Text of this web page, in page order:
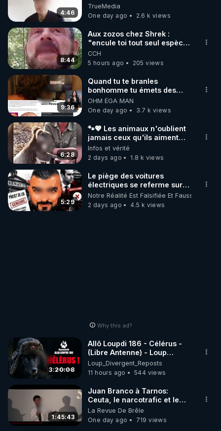
4:46
TrueMedia
One day ago
2.6 k views
8:44
Aux zozos chez Shrek :
"encule toi tout seul espèce
de mal polish"
CCH
5 hours ago
205 views
9:36
Quand tu te branles
bonhomme tu émets des
ondes ils ont juste omis de
t'expliquer
OHM ÉGA MAN
One day ago
3.7 k views
6:28
🐾💖 Les animaux n'oublient
jamais ceux qu'ils aiment…
🥹❤️
Infos et vérité
2 days ago
1.8 k views
5:29
Le piège des voitures
électriques se referme sur
les usagers !
Notre Réalité Est Falsifiée Et Fausse
2 days ago
4.5 k views
Why this ad?
3:20:08
Allô Loupdi 186 - Célérus -
(Libre Antenne) - Loup
Divergent 2026.08.06
Loup_Divergent_Reposts
11 hours ago
544 views
1:45:43
Juan Branco à Tarnos:
Ceuta, le narcotrafic et le
pouvoir en France
La Revue De Brêle
One day ago
719 views